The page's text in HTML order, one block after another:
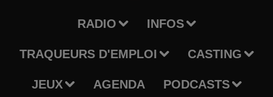
RADIO INFOS
TRAQUEURS D'EMPLOI CASTING
JEUX AGENDA PODCASTS